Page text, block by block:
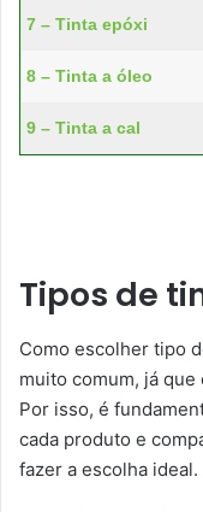
7 – Tinta epóxi
8 – Tinta a óleo
9 – Tinta a cal
Tipos de
Como escolher tipo
muito comum, já
Por isso, é
cada produto e
fazer a escolha